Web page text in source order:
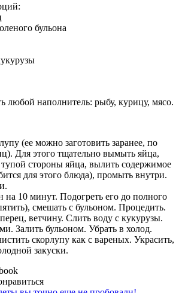
бульона
любой наполнитель: рыбу, курицу, мясо.
(ее можно заготовить заранее, по
Для этого тщательно вымыть яйца,
тупой стороны яйца, вылить содержимое
для этого блюда), промыть внутри.
на 10 минут. Подогреть его до полного
смешать с бульоном. Процедить.
ветчину. Слить воду с кукурузы.
Залить бульоном. Убрать в холод.
скорлупу как с вареных. Украсить,
закуски.